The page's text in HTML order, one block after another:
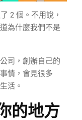
2 個。不用說，
為什麼我們不是
司，創辦自己的
情，會見很多
活。
的地方